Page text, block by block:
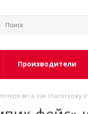
Производители
веса: как спасти